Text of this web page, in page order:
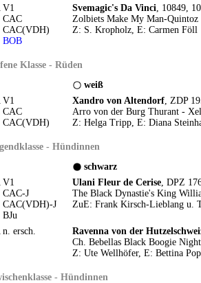
V1
CAC
CAC(VDH)
BOB
Svemagic's Da Vinci, 10849,
Zolbiets Make My Man-Quintoz
Z: S. Kropholz, E: Carmen Föll
Klasse - Rüden
weiß
V1
CAC
CAC(VDH)
Xandro von Altendorf, ZDP
Arro von der Burg Thurant -
Z: Helga Tripp, E: Diana
- Hündinnen
schwarz
V1
CAC-J
CAC(VDH)-J
BJu
Ulani Fleur de Cerise, DPZ
The Black Dynastie's King
ZuE: Frank Kirsch-Lieblang u.
n. ersch.
Ravenna von der
Ch. Bebellas Black Boogie
Z: Ute Wellhöfer, E: Bettina
- Hündinnen